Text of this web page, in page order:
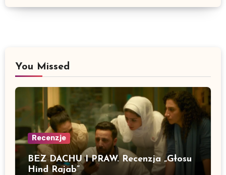
You Missed
Recenzje
BEZ DACHU I PRAW. Recenzja „Głosu
Hind Rajab”